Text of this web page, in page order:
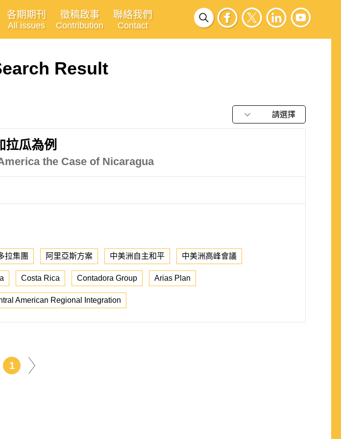
各期期刊
All issues
徵稿啟事
Contribution
聯絡我們
Contact
Result
請選擇
拉瓜為例
the Case of Nicaragua
拉集團 阿里亞斯方案 中美洲自主和平 中美洲高峰會議
Costa Rica Contadora Group Arias Plan
American Regional Integration
1